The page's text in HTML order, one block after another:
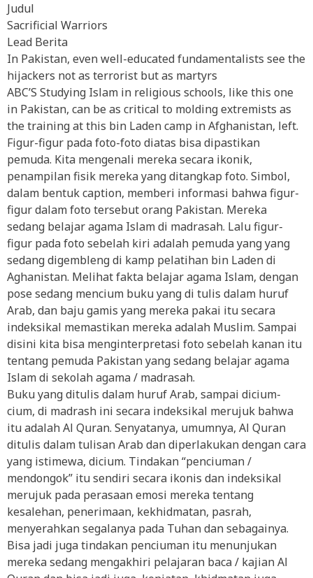
Judul
Sacrificial Warriors
Lead Berita
In Pakistan, even well-educated fundamentalists see the
hijackers not as terrorist but as martyrs
ABC’S Studying Islam in religious schools, like this one
in Pakistan, can be as critical to molding extremists as
the training at this bin Laden camp in Afghanistan, left.
Figur-figur pada foto-foto diatas bisa dipastikan
pemuda. Kita mengenali mereka secara ikonik,
penampilan fisik mereka yang ditangkap foto. Simbol,
dalam bentuk caption, memberi informasi bahwa figur-
figur dalam foto tersebut orang Pakistan. Mereka
sedang belajar agama Islam di madrasah. Lalu figur-
figur pada foto sebelah kiri adalah pemuda yang yang
sedang digembleng di kamp pelatihan bin Laden di
Aghanistan. Melihat fakta belajar agama Islam, dengan
pose sedang mencium buku yang di tulis dalam huruf
Arab, dan baju gamis yang mereka pakai itu secara
indeksikal memastikan mereka adalah Muslim. Sampai
disini kita bisa menginterpretasi foto sebelah kanan itu
tentang pemuda Pakistan yang sedang belajar agama
Islam di sekolah agama / madrasah.
Buku yang ditulis dalam huruf Arab, sampai dicium-
cium, di madrash ini secara indeksikal merujuk bahwa
itu adalah Al Quran. Senyatanya, umumnya, Al Quran
ditulis dalam tulisan Arab dan diperlakukan dengan cara
yang istimewa, dicium. Tindakan “penciuman /
mendongok” itu sendiri secara ikonis dan indeksikal
merujuk pada perasaan emosi mereka tentang
kesalehan, penerimaan, kekhidmatan, pasrah,
menyerahkan segalanya pada Tuhan dan sebagainya.
Bisa jadi juga tindakan penciuman itu menunjukan
mereka sedang mengakhiri pelajaran baca / kajian Al